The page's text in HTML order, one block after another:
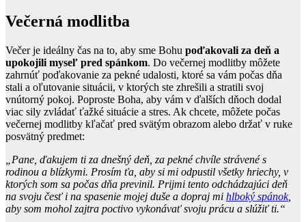
Večerná modlitba
Večer je ideálny čas na to, aby sme Bohu poďakovali za deň a
upokojili myseľ pred spánkom. Do večernej modlitby môžete
zahrnúť poďakovanie za pekné udalosti, ktoré sa vám počas dňa
stali a oľutovanie situácii, v ktorých ste zhrešili a stratili svoj
vnútorný pokoj. Poproste Boha, aby vám v ďalších dňoch dodal
viac sily zvládať ťažké situácie a stres. Ak chcete, môžete počas
večernej modlitby kľačať pred svätým obrazom alebo držať v ruke
posvätný predmet:
„Pane, ďakujem ti za dnešný deň, za pekné chvíle strávené s
rodinou a blízkymi. Prosím ťa, aby si mi odpustil všetky hriechy, v
ktorých som sa počas dňa previnil. Prijmi tento odchádzajúci deň
na svoju česť i na spasenie mojej duše a dopraj mi hlboký spánok,
aby som mohol zajtra poctivo vykonávať svoju prácu a slúžiť ti.“